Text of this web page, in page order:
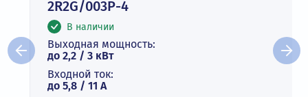
2R2G/003P-4
В наличии
Выходная мощность:
до 2,2 / 3 кВт
Входной ток:
до 5,8 / 11 А